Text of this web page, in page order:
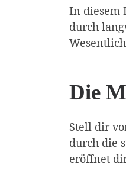
In diesem
durch
Die
Stell dir
durch die
eröffnet